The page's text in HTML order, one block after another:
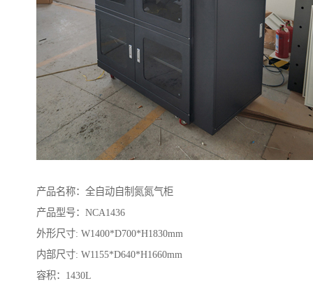
产品名称：全自动自制氮氮气柜
产品型号：NCA1436
外形尺寸: W1400*D700*H1830mm
内部尺寸: W1155*D640*H1660mm
容积：1430L